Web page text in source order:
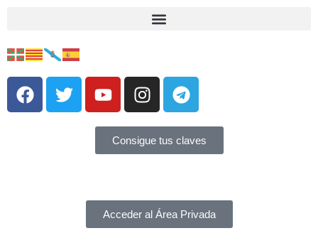
Consigue tus claves
Acceder al Área Privada